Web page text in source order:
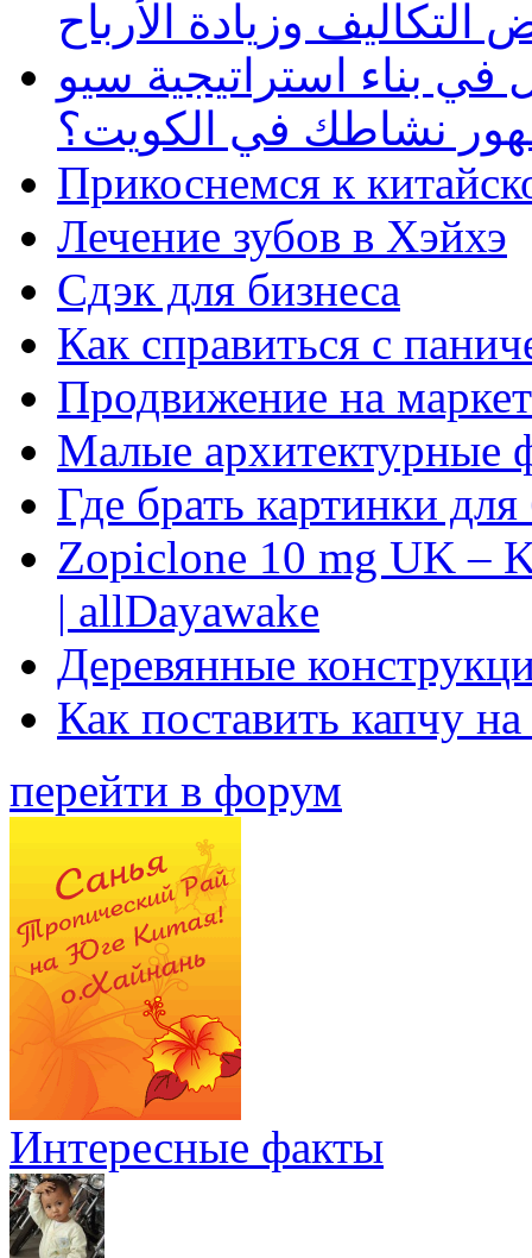
وزيادة الأرباح
بناء استراتيجية سيو
نشاطك في الكويت؟
Прикоснемся к
Лечение зубов в Хэйхэ
Сдэк для бизнеса
Как справиться с
Продвижение на
Малые архитектурные
Где брать картинки
Zopiclone 10 mg UK –
| allDayawake
Деревянные
Как поставить капчу
перейти в форум
Интересные факты